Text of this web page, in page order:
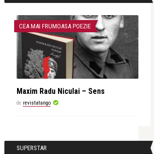
CEA MAI FRUMOASA POEZIE
Maxim Radu Niculai – Sens
de revistatango
SUPERSTAR